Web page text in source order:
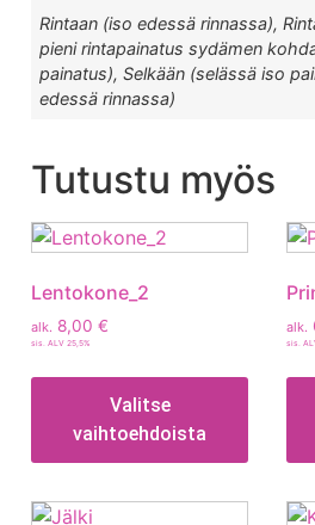
Rintaan (iso edessä rinnassa),
pieni rintapainatus sydämen
painatus), Selkään (selässä iso
edessä rinnassa)
Tutustu myös
Lentokone_2
alk. 8,00 €
sis. ALV 25,5%
Valitse
vaihtoehdoista
alk.
sis.